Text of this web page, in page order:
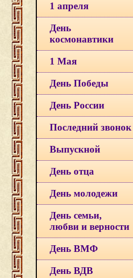
1 апреля
День
космонавтики
1 Мая
День Победы
День России
Последний звонок
Выпускной
День отца
День молодежи
День семьи,
любви и верности
День ВМФ
День ВДВ